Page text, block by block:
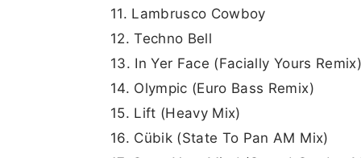
11. Lambrusco Cowboy
12. Techno Bell
13. In Yer Face (Facially Yours Remix)
14. Olympic (Euro Bass Remix)
15. Lift (Heavy Mix)
16. Cübik (State To Pan AM Mix)